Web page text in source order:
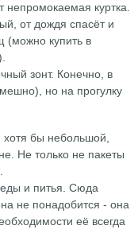
куртка.
от дождя спасёт и
(можно купить в
зонт. Конечно, в
но на прогулку
бы небольшой,
Не только не пакеты
и питья. Сюда
не понадобится - она
её всегда